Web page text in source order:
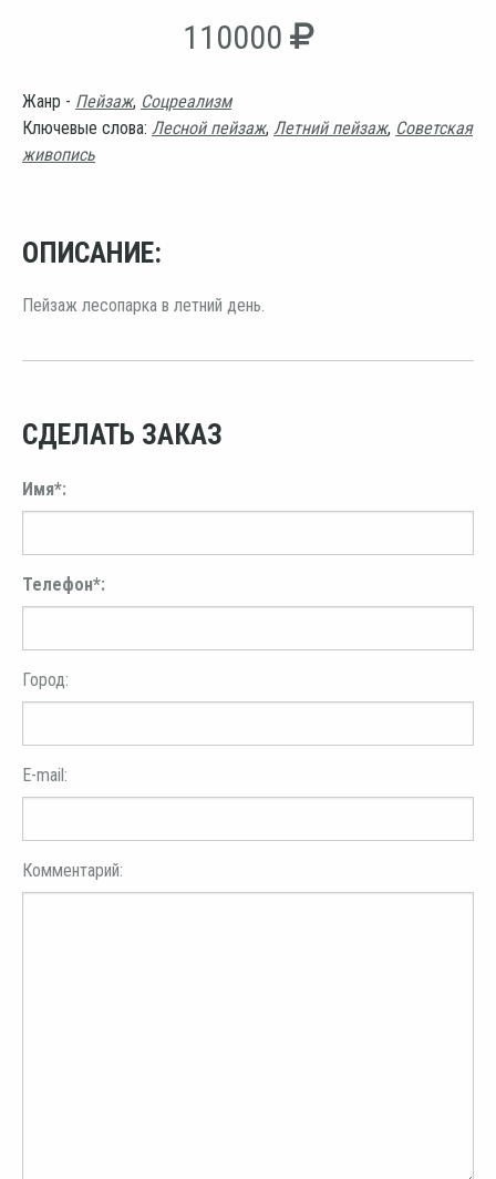
110000
Жанр - Пейзаж, Соцреализм
Ключевые слова: Лесной пейзаж, Летний пейзаж, Советская
живопись
ОПИСАНИЕ:
Пейзаж лесопарка в летний день.
СДЕЛАТЬ ЗАКАЗ
Имя*:
Телефон*:
Город:
E-mail:
Комментарий: